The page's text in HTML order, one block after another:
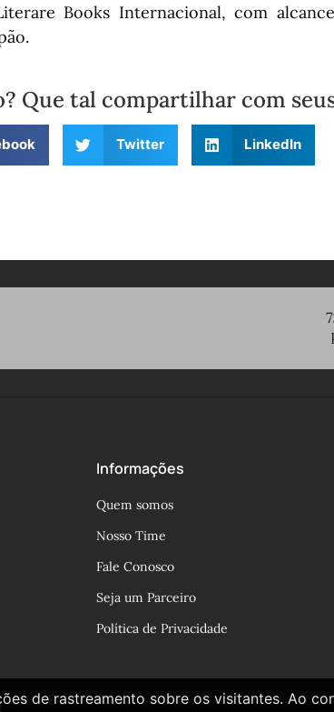
Books Internacional, com
Que tal compartilhar com
Twitter LinkedIn
Informações
Quem somos
Nosso Time
Fale Conosco
Seja um Parceiro
Política de Privacidade
de rastreamento sobre os visitantes. Ao